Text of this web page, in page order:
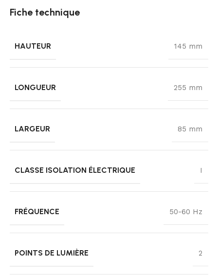
Fiche technique
HAUTEUR 145 mm
LONGUEUR 255 mm
LARGEUR 85 mm
CLASSE ISOLATION ÉLECTRIQUE I
FRÉQUENCE 50-60 Hz
POINTS DE LUMIÈRE 2